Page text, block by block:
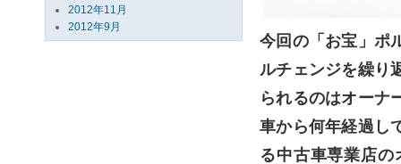
2012年11月
2012年9月
今回の「お宝」ポ
ルチェンジを繰り
られるのはオーナ
車から何年経過し
る中古車専業店